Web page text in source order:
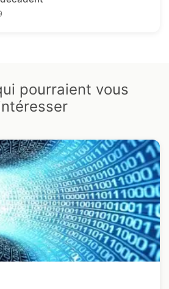
pourraient vous